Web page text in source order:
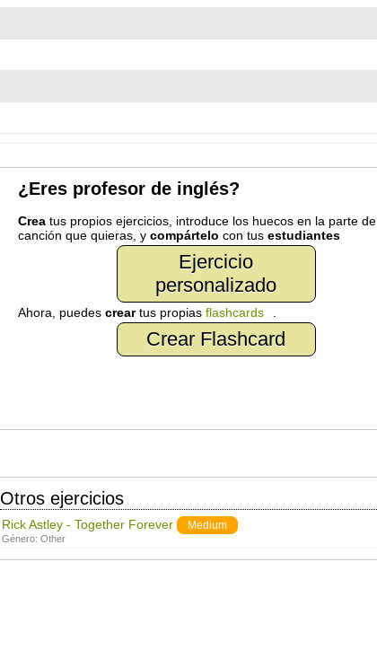
¿Eres profesor de inglés?
Creatus propios ejercicios, introduce los huecos en la parte de
canción que quieras, y compártelo con tus estudiantes
Ejercicio
personalizado
Ahora, puedes creartus propias flashcards
Crear Flashcard
Otros ejercicios
Rick Astley - Together Forever Medium
Género: Other